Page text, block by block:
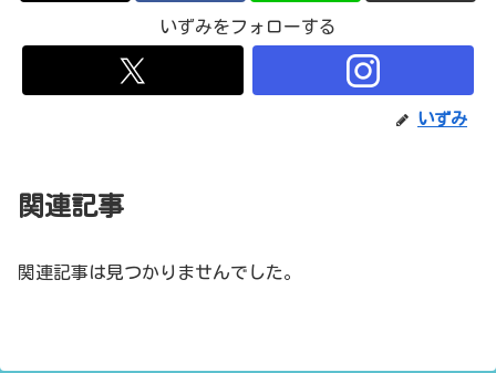
いずみをフォローする
いずみ
関連記事
関連記事は見つかりませんでした。